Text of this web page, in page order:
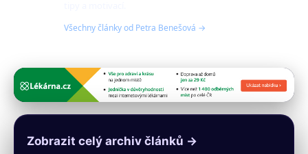
Všechny články od Petra Benešová →
Zobrazit celý archiv článků →